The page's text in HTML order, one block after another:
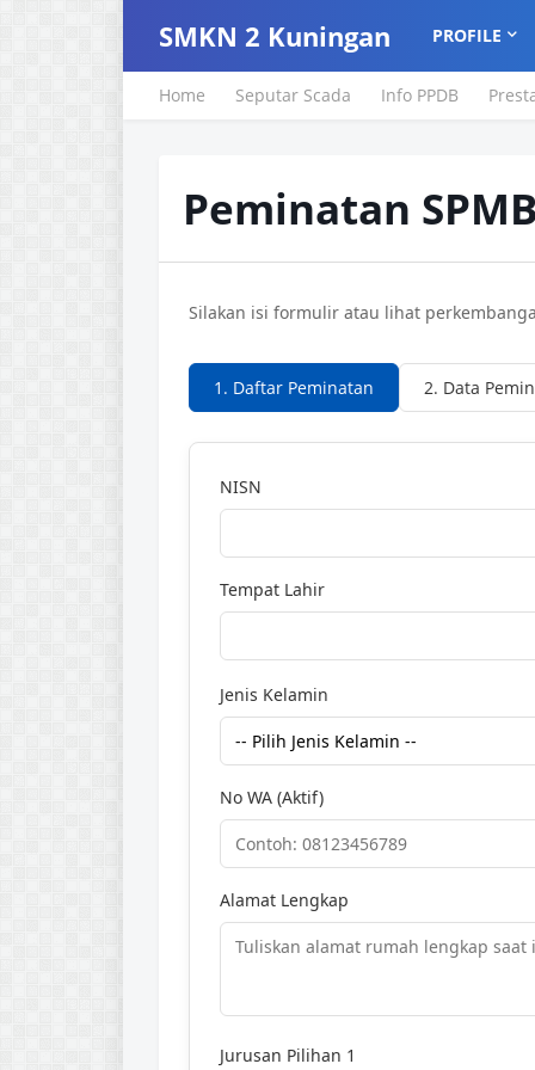
SMKN 2 Kuningan PROFILE
Home Seputar Scada Info PPDB
Peminatan
Silakan isi formulir atau lihat
1. Daftar Peminatan 2. Data
NISN
Tempat Lahir
Jenis Kelamin
No WA (Aktif)
Alamat Lengkap
Jurusan Pilihan 1